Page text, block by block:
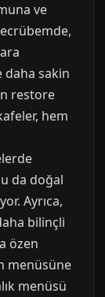
ve
sakin
restore
hem
da doğal
Ayrıca,
bilinçli
özen
menüsüne
menüsü